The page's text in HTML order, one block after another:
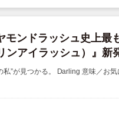
ンドラッシュ史上最
アイラッシュ）』新
”が見つかる。 Darling 意味／お気